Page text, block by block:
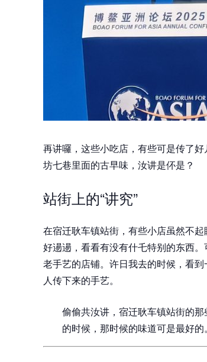
再讲囉，这些小吃店，有些可是传了
坊七巷里面的古早味，汝讲是伓是？
站街上的“讲究”
在宿迁耿车镇站街，有些小店虽然不
好逿逿，看看有没有什乇特别的东西
老手艺的店铺。许日我去的时候，看
人传下来的手艺。
偷偷共汝讲，宿迁耿车镇站街的
的时候，那时候的味道可是最好的。